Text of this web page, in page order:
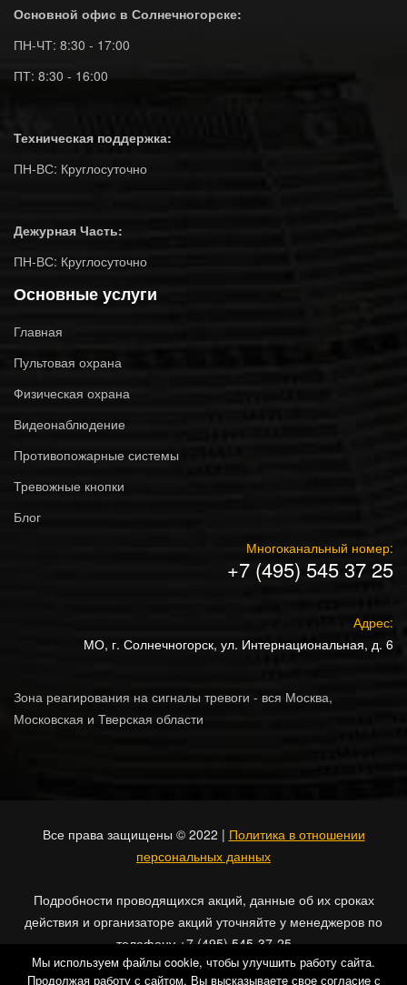
Основной офис в Солнечногорске:
ПН-ЧТ: 8:30 - 17:00
ПТ: 8:30 - 16:00
Техническая поддержка:
ПН-ВС: Круглосуточно
Дежурная Часть:
ПН-ВС: Круглосуточно
Основные услуги
Главная
Пультовая охрана
Физическая охрана
Видеонаблюдение
Противопожарные системы
Тревожные кнопки
Блог
Многоканальный номер:
+7 (495) 545 37 25
Адрес:
МО, г. Солнечногорск, ул. Интернациональная, д. 6
Зона реагирования на сигналы тревоги - вся Москва,
Московская и Тверская области
Все права защищены © 2022 | Политика в отношении
персональных данных
Подробности проводящихся акций, данные об их сроках
действия и организаторе акций уточняйте у менеджеров по
телефону +7 (495) 545-37-25
Мы используем файлы cookie, чтобы улучшить работу сайта.
Продолжая работу с сайтом, Вы высказываете свое согласие с